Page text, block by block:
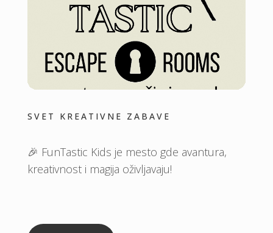
SVET KREATIVNE ZABAVE
🎉 FunTastic Kids je mesto gde avantura,
kreativnost i magija oživljavaju!